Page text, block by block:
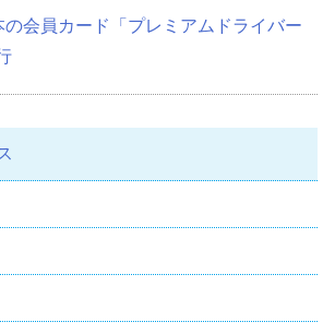
の会員カード「プレミアムドライバー